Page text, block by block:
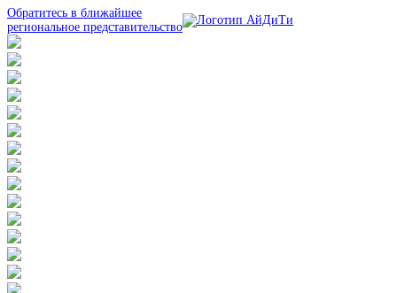
Обратитесь в ближайшее
региональное представительство